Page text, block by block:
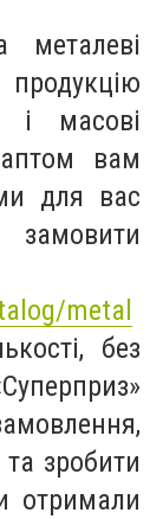
металеві
і масові
вам
для вас
metal
без
зробити
отримали